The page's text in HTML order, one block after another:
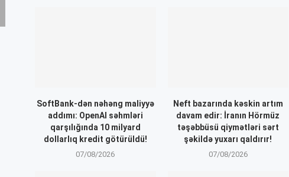
SoftBank-dən nəhəng maliyyə
addımı: OpenAI səhmləri
qarşılığında 10 milyard
dollarlıq kredit götürüldü!
07/08/2026
Neft bazarında kəskin artım
davam edir: İranın Hörmüz
təşəbbüsü qiymətləri sərt
şəkildə yuxarı qaldırır!
07/08/2026